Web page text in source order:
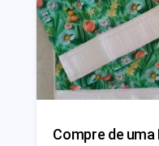
Compre de uma